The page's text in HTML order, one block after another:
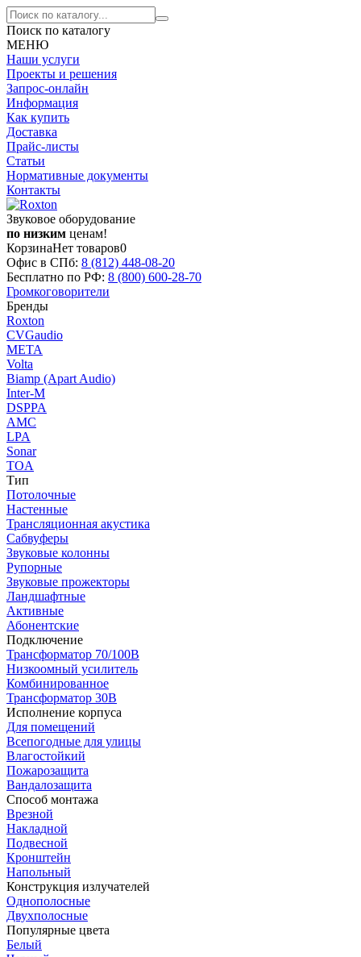
Поиск по каталогу
МЕНЮ
Наши услуги
Проекты и решения
Запрос-онлайн
Информация
Как купить
Доставка
Прайс-листы
Статьи
Нормативные документы
Контакты
Звуковое оборудование
по низким ценам!
КорзинаНет товаров0
Офис в СПб: 8 (812) 448-08-20
Бесплатно по РФ: 8 (800) 600-28-70
Громкоговорители
Бренды
Roxton
CVGaudio
МЕТА
Volta
Biamp (Apart Audio)
Inter-M
DSPPA
AMC
LPA
Sonar
TOA
Тип
Потолочные
Настенные
Трансляционная акустика
Сабвуферы
Звуковые колонны
Рупорные
Звуковые прожекторы
Ландшафтные
Активные
Абонентские
Подключение
Трансформатор 70/100В
Низкоомный усилитель
Комбинированное
Трансформатор 30В
Исполнение корпуса
Для помещений
Всепогодные для улицы
Влагостойкий
Пожарозащита
Вандалозащита
Способ монтажа
Врезной
Накладной
Подвесной
Кронштейн
Напольный
Конструкция излучателей
Однополосные
Двухполосные
Популярные цвета
Белый